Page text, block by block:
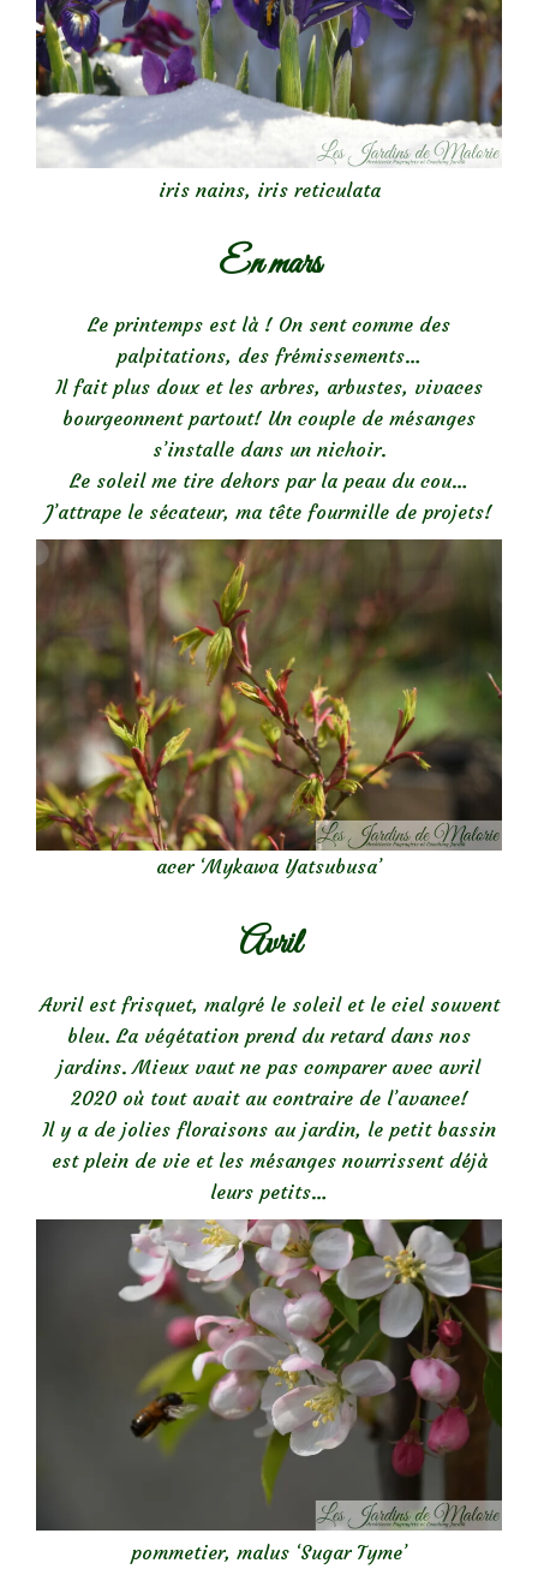
iris nains, iris reticulata
En mars
Le printemps est là ! On sent comme des
palpitations, des frémissements…
Il fait plus doux et les arbres, arbustes, vivaces
bourgeonnent partout! Un couple de mésanges
s’installe dans un nichoir.
Le soleil me tire dehors par la peau du cou…
J’attrape le sécateur, ma tête fourmille de projets!
acer ‘Mykawa Yatsubusa’
Avril
Avril est frisquet, malgré le soleil et le ciel souvent
bleu. La végétation prend du retard dans nos
jardins. Mieux vaut ne pas comparer avec avril
2020 où tout avait au contraire de l’avance!
Il y a de jolies floraisons au jardin, le petit bassin
est plein de vie et les mésanges nourrissent déjà
leurs petits…
pommetier, malus ‘Sugar Tyme’